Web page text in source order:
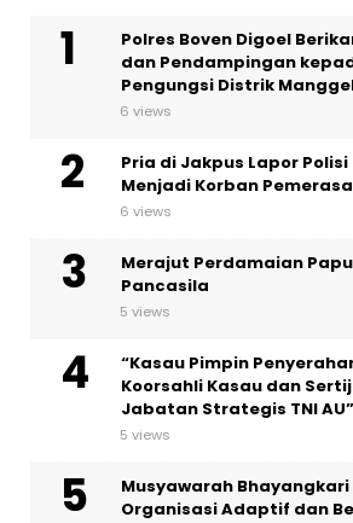
Polres Boven Digoel
dan Pendampingan
Pengungsi Distrik
6 views
Pria di Jakpus Lapor
Menjadi Korban
6 views
Merajut Perdamaian
Pancasila
5 views
“Kasau Pimpin
Koorsahli Kasau dan
Jabatan Strategis TNI AU”
5 views
Musyawarah Bhayangkari
Organisasi Adaptif dan